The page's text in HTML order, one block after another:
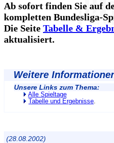
Ab sofort finden Sie auf
kompletten Bundesliga-
Die Seite Tabelle &
aktualisiert.
Weitere
Unsere Links zum Thema:
Alle Spieltage
Tabelle und Ergebnisse.
(28.08.2002)